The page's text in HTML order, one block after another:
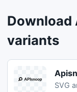
Download
variants
SVG